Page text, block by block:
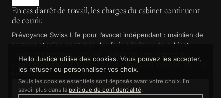
En cas d’arrêt de travail, les charges du cabinet continuent
de courir.
Prévoyance Swiss Life pour l’avocat indépendant : maintien de
revenus et prise en charge des frais généraux du cabinet
garanties de base. Cotisations déductibles (loi Madelin, art. 154
bis du CGI).
DÉCOUVRIR L’OFFRE SWISS LIFE
Hello Justice utilise des cookies. Vous pouvez les accepter,
les refuser ou personnaliser vos choix.
Seuls les cookies essentiels sont déposés avant votre choix. En
savoir plus dans la politique de confidentialité.